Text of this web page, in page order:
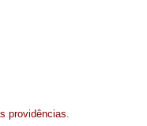
providências.